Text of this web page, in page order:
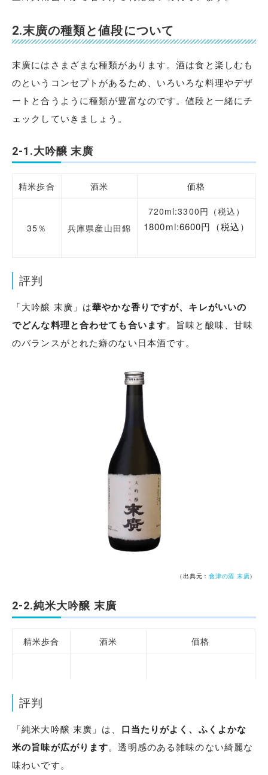
2.末廣の種類と値段について
末廣にはさまざまな種類があります。酒は食と楽しむも
のというコンセプトがあるため、いろいろな料理やデザ
ートと合うように種類が豊富なのです。値段と一緒にチ
ェックしていきましょう。
2-1.大吟醸 末廣
精米歩合 酒米 価格
35％ 兵庫県産山田錦
720ml:3300円（税込）
1800ml:6600円 （税込）
評判
「大吟醸 末廣」は華やかな香りですが、キレがいいの
でどんな料理と合わせても合います。旨味と酸味、甘味
のバランスがとれた癖のない日本酒です。
（出典元： 會津の酒 末廣）
2-2.純米大吟醸 末廣
精米歩合 酒米 価格
評判
「純米大吟醸 末廣」は、 口当たりがよく、ふくよかな
米の旨味が広がります。透明感のある雑味のない綺麗な
味わいです。